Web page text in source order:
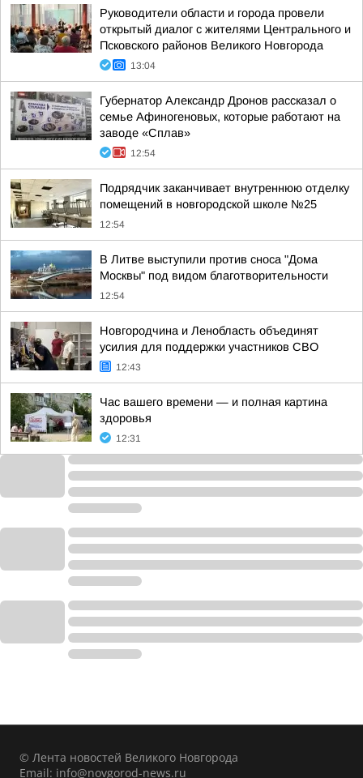
Руководители области и города провели
открытый диалог с жителями Центрального и
Псковского районов Великого Новгорода
13:04
Губернатор Александр Дронов рассказал о
семье Афиногеновых, которые работают на
заводе «Сплав»
12:54
Подрядчик заканчивает внутреннюю отделку
помещений в новгородской школе №25
12:54
В Литве выступили против сноса "Дома
Москвы" под видом благотворительности
12:54
Новгородчина и Ленобласть объединят
усилия для поддержки участников СВО
12:43
Час вашего времени — и полная картина
здоровья
12:31
© Лента новостей Великого Новгорода
Email: info@novgorod-news.ru